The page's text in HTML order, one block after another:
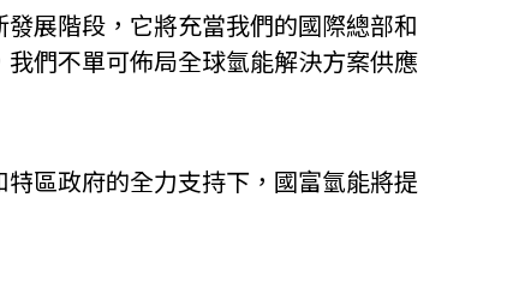
展階段，它將充當我們的國際總部和
們不單可佈局全球氫能解決方案供應
區政府的全力支持下，國富氫能將提